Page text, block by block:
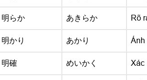
明らか あきらか Rõ
明かり あかり Ánh
明確 めいかく Xác